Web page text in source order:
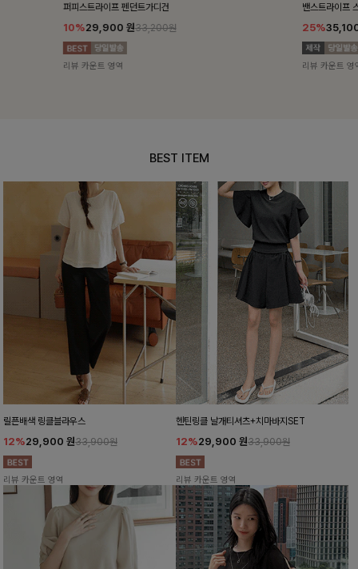
밴스트라이프 스트링원피스
25%35,100 원46,800원
리뷰 카운트 영역
[5천장돌파/
10%
리뷰 카운트 영
BEST ITEM
릴픈배색 링클블라우스
12%29,900 원33,900원
리뷰 카운트 영역
헨틴링클 날개티셔츠+치마바지SET
12%29,900 원33,900원
리뷰 카운트 영역